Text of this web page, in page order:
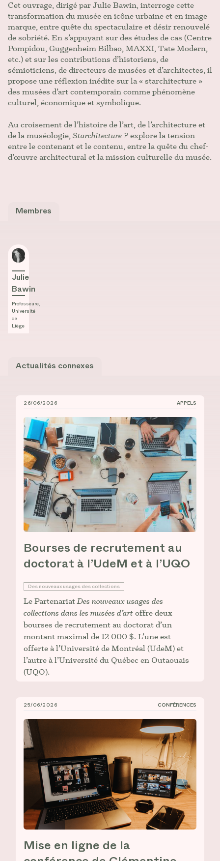
Cet ouvrage, dirigé par Julie Bawin, interroge cette
transformation du musée en icône urbaine et en image
marque, entre quête du spectaculaire et désir renouvelé
de sobriété. En s’appuyant sur des études de cas (Centre
Pompidou, Guggenheim Bilbao, MAXXI, Tate Modern,
etc.) et sur les contributions d’historiens, de
sémioticiens, de directeurs de musées et d’architectes, il
propose une réflexion inédite sur la « starchitecture »
des musées d’art contemporain comme phénomène
culturel, économique et symbolique.
Au croisement de l’histoire de l’art, de l’architecture et
de la muséologie, Starchitecture ?explore la tension
entre le contenant et le contenu, entre la quête du chef-
d’œuvre architectural et la mission culturelle du musée.
Membres
Julie Bawin
Julie
Bawin
Professeure,
Université
de
Liège
Actualités connexes
Bourses de recrutement au doctorat à l’UdeM et à
26/06/2026 APPELS
Bourses de recrutement au
doctorat à l’UdeM et à l’UQO
Des nouveaux usages des collections
Le PartenariatDes nouveaux usages des
collections dans les musées d’art offre deux
bourses de recrutement au doctorat d’un
montant maximal de 12 000 $. L’une est
offerte à l’Université de Montréal (UdeM) et
l’autre à l’Université du Québec en Outaouais
(UQO).
Mise en ligne de la conférence de Clémentine Deliss
25/06/2026 CONFÉRENCES
Mise en ligne de la